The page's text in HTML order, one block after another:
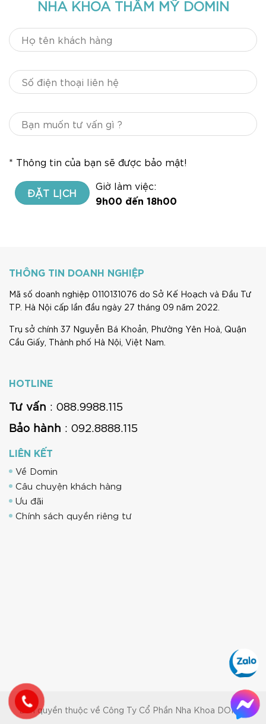
NHA KHOA THẨM MỸ DOMIN
* Thông tin của bạn sẽ được bảo mật!
Giờ làm việc:
9h00 đến 18h00
THÔNG TIN DOANH NGHIỆP
Mã số doanh nghiệp 0110131076 do Sở Kế Hoạch và Đầu Tư
TP. Hà Nội cấp lần đầu ngày 27 tháng 09 năm 2022.
Trụ sở chính 37 Nguyễn Bá Khoản, Phường Yên Hoà, Quận
Cầu Giấy, Thành phố Hà Nội, Việt Nam.
HOTLINE
Tư vấn : 088.9988.115
Bảo hành : 092.8888.115
LIÊN KẾT
Về Domin
Câu chuyện khách hàng
Ưu đãi
Chính sách quyền riêng tư
Bản quyền thuộc về Công Ty Cổ Phần Nha Khoa DOMIN